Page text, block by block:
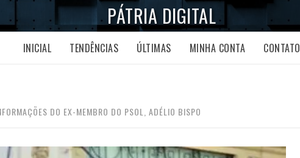
PÁTRIA DIGITAL
INICIAL TENDÊNCIAS ÚLTIMAS MINHA CONTA CONTATO
DO EX-MEMBRO DO PSOL, ADÉLIO BISPO